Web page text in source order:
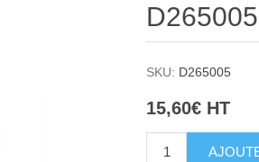
SKU: D265005
15,60€ HT